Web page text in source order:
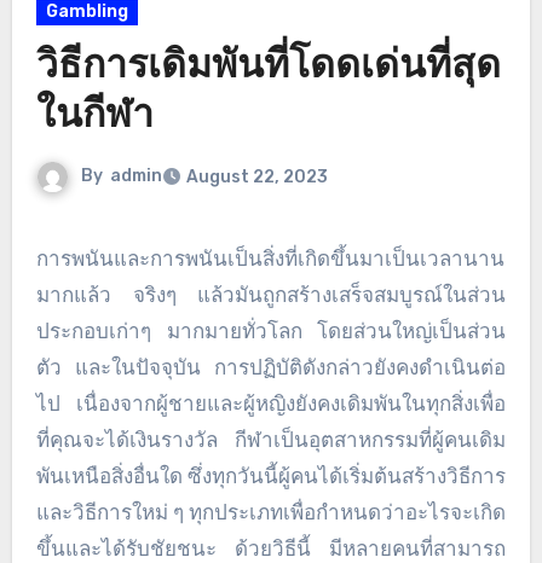
Gambling
วิธีการเดิมพันที่โดดเด่นที่สุด
ในกีฬา
By admin August 22, 2023
การพนันและการพนันเป็นสิ่งที่เกิดขึ้นมาเป็นเวลานาน
มากแล้ว จริงๆ แล้วมันถูกสร้างเสร็จสมบูรณ์ในส่วน
ประกอบเก่าๆ มากมายทั่วโลก โดยส่วนใหญ่เป็นส่วน
ตัว และในปัจจุบัน การปฏิบัติดังกล่าวยังคงดำเนินต่อ
ไป เนื่องจากผู้ชายและผู้หญิงยังคงเดิมพันในทุกสิ่งเพื่อ
ที่คุณจะได้เงินรางวัล กีฬาเป็นอุตสาหกรรมที่ผู้คนเดิม
พันเหนือสิ่งอื่นใด ซึ่งทุกวันนี้ผู้คนได้เริ่มต้นสร้างวิธีการ
และวิธีการใหม่ ๆ ทุกประเภทเพื่อกำหนดว่าอะไรจะเกิด
ขึ้นและได้รับชัยชนะ ด้วยวิธีนี้ มีหลายคนที่สามารถ